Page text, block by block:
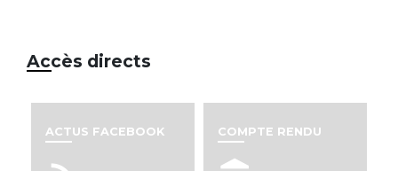
Accès directs
ACTUS FACEBOOK COMPTE RENDU